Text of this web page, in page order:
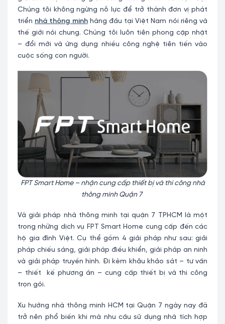
Chúng tôi không ngừng nỗ lực để trở thành đơn vị phát
triển nhà thông minhhàng đầu tại Việt Nam nói riêng và
thế giới nói chung. Chúng tôi luôn tiên phong cập nhật
– đổi mới và ứng dụng nhiều công nghệ tiên tiến vào
cuộc sống con người.
FPT Smart Home – nhận cung cấp thiết bị và thi công nhà
thông minh Quận 7
Và giải pháp nhà thông minh tại quận 7 TPHCM là một
trong những dịch vụ FPT Smart Home cung cấp đến các
hộ gia đình Việt. Cụ thể gồm 4 giải pháp như sau: giải
pháp chiếu sáng, giải pháp điều khiển, giải pháp an ninh
và giải pháp truyền hình. Đi kèm khâu khảo sát – tư vấn
– thiết kế phương án – cung cấp thiết bị và thi công
trọn gói.
Xu hướng nhà thông minh HCM tại Quận 7 ngày nay đã
trở nên phổ biến khi mà nhu cầu sử dụng nhà tích hợp